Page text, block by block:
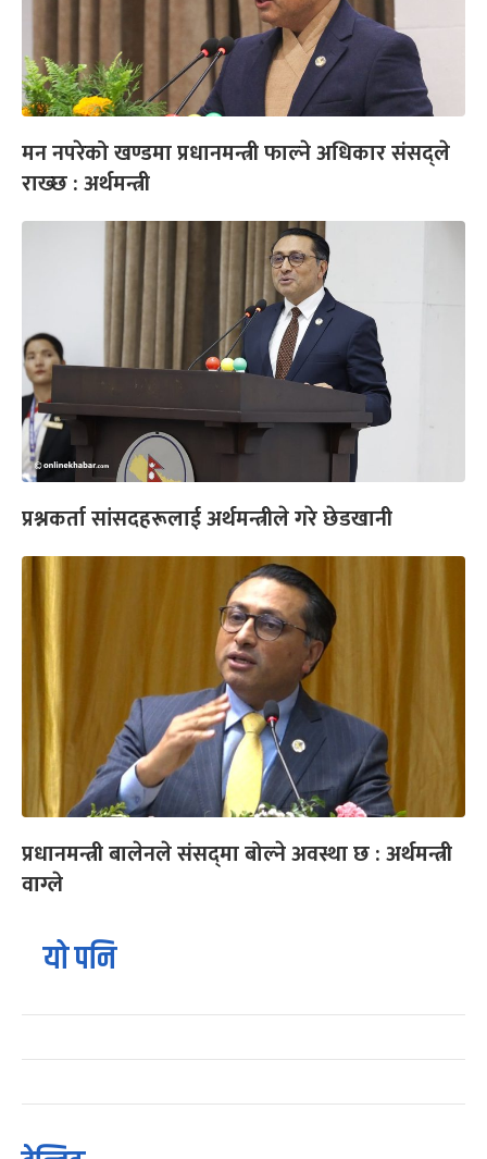
मन नपरेको खण्डमा प्रधानमन्त्री फाल्ने अधिकार संसद्ले
राख्छ : अर्थमन्त्री
प्रश्नकर्ता सांसदहरूलाई अर्थमन्त्रीले गरे छेडखानी
प्रधानमन्त्री बालेनले संसद्‍मा बोल्ने अवस्था छ : अर्थमन्त्री
वाग्ले
यो पनि